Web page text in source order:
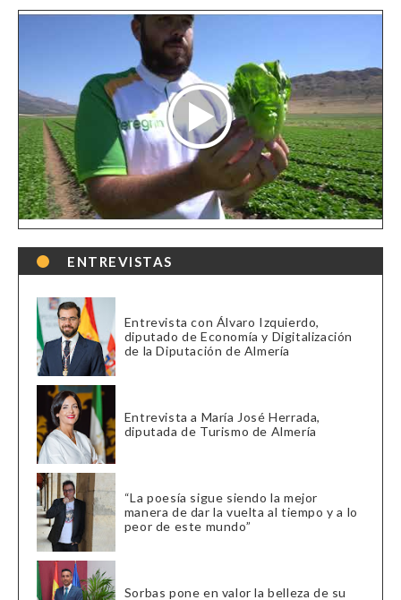
ENTREVISTAS
Entrevista con Álvaro Izquierdo,
diputado de Economía y Digitalización
de la Diputación de Almería
Entrevista a María José Herrada,
diputada de Turismo de Almería
“La poesía sigue siendo la mejor
manera de dar la vuelta al tiempo y a lo
peor de este mundo”
Sorbas pone en valor la belleza de su